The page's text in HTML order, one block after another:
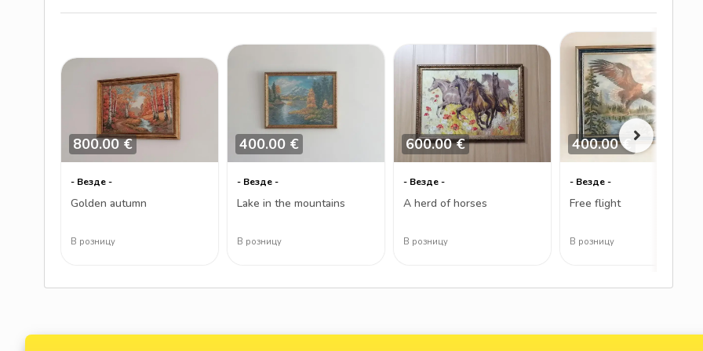
800.00 €
- Везде -
Golden autumn
В розницу
400.00 €
- Везде -
Lake in the mountains
В розницу
600.00 €
- Везде -
A herd of horses
В розницу
400.00 €
- Везде -
Free flight
В розницу